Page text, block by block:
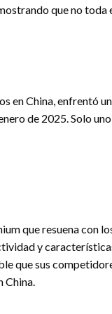
que no
China, enfrentó
de 2025. Solo
que resuena con
y
que sus
China.